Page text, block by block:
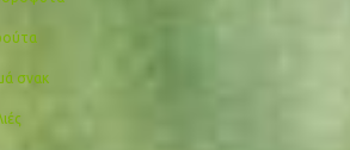
σνακ